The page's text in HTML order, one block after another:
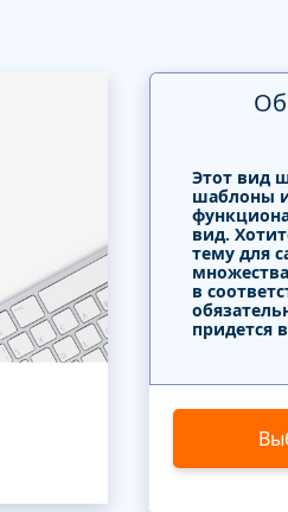
Этот вид
шаблоны
вид.
тему для
в
придется